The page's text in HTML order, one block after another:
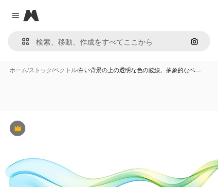
Close menu
Magnific
画像で
ホーム/ストック/ベクトル/白い背景の上の透明な色の波線。抽象的なベ…
Premium